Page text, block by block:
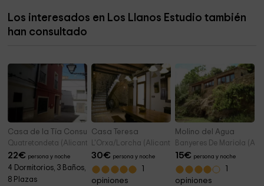
Ayuntamiento de Bellreguard 14,5 km
Los interesados en Los Llanos Estudio también
han consultado
Casa de la Tía Consuelo
Quatretondeta (Alicante)
22€ persona y noche
4 Dormitorios, 3 Baños,
8 Plazas
Casa Teresa
L'Orxa/Lorcha (Alicante)
30€ persona y noche
opiniones
Molino del Agua
Banyeres De Mariola
15€ persona y noche
opiniones